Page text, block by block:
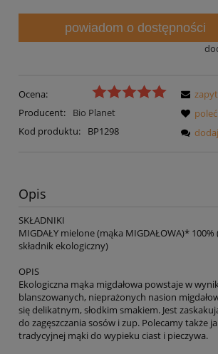
powiadom o dostępności
Ocena:
Producent:
Bio Planet
Kod produktu:
BP1298
Opis
SKŁADNIKI
MIGDAŁY mielone (mąka MIGDAŁOWA)*
składnik ekologiczny)
OPIS
Ekologiczna mąka migdałowa powstaje w
blanszowanych, nieprażonych nasion
się delikatnym, słodkim smakiem. Jest
do zagęszczania sosów i zup. Polecamy także
tradycyjnej mąki do wypieku ciast i pieczywa.